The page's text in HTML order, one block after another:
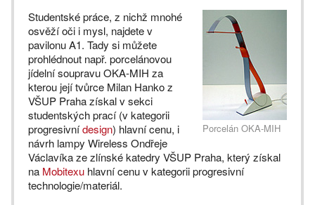
Porcelán OKA-MIH
Studentské práce, z nichž mnohé
osvěží oči i mysl, najdete v
pavilonu A1. Tady si můžete
prohlédnout např. porcelánovou
jídelní soupravu OKA-MIH za
kterou její tvůrce Milan Hanko z
VŠUP Praha získal v sekci
studentských prací (v kategorii
progresivnídesign) hlavní cenu, i
návrh lampy Wireless Ondřeje
Václavíka ze zlínské katedry VŠUP Praha, který získal
na Mobitexu hlavní cenu v kategorii progresivní
technologie/materiál.